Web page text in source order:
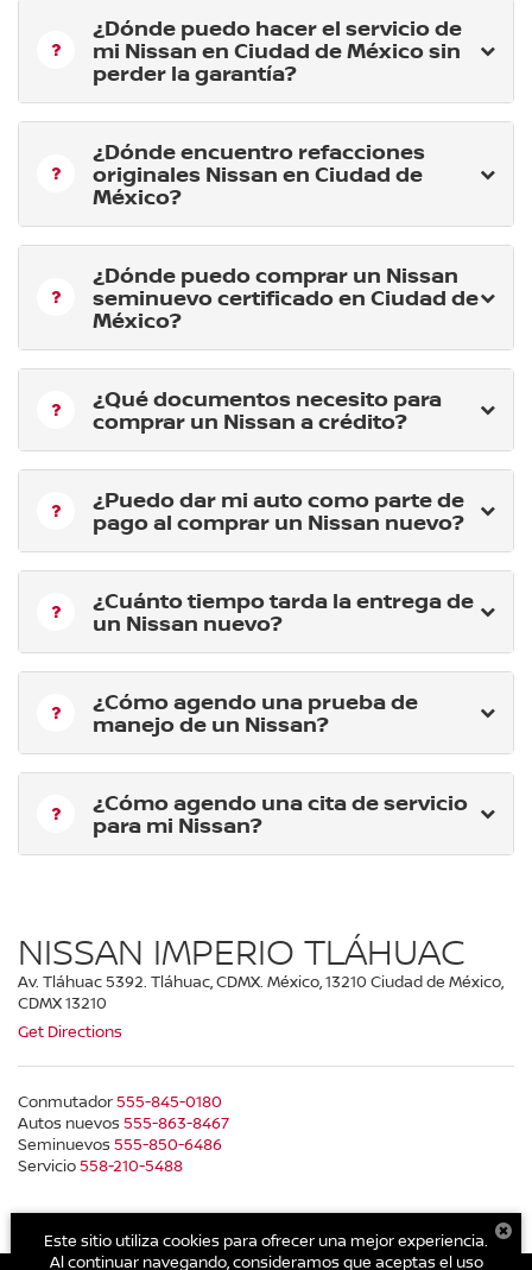
¿Dónde puedo hacer el servicio de
mi Nissan en Ciudad de México sin
perder la garantía?
¿Dónde encuentro refacciones
originales Nissan en Ciudad de
México?
¿Dónde puedo comprar un Nissan
seminuevo certificado en Ciudad de
México?
¿Qué documentos necesito para
comprar un Nissan a crédito?
¿Puedo dar mi auto como parte de
pago al comprar un Nissan nuevo?
¿Cuánto tiempo tarda la entrega de
un Nissan nuevo?
¿Cómo agendo una prueba de
manejo de un Nissan?
¿Cómo agendo una cita de servicio
para mi Nissan?
NISSAN IMPERIO TLÁHUAC
Av. Tláhuac 5392. Tláhuac, CDMX. México, 13210 Ciudad de México,
CDMX 13210
Get Directions
Conmutador555-845-0180
Autos nuevos 555-863-8467
Seminuevos 555-850-6486
Servicio558-210-5488
Este sitio utiliza cookies para ofrecer una mejor experiencia.
Al continuar navegando, consideramos que aceptas el uso